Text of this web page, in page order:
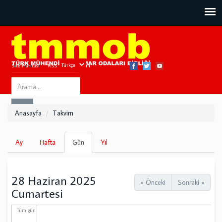
Site Haritası RSS Bize Ulaşın
Search
this
Anasayfa Takvim
Birincil
sekmeler
Ay Hafta Gün
sekme)
Yıl
« Önceki Sonraki »
28 Haziran 2025
Cumartesi
Tüm gün